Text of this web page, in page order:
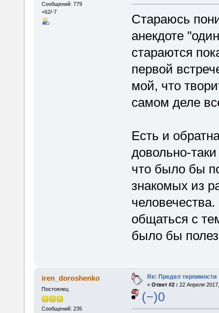
Сообщений: 779
+62/-7
Стараюсь
анекдоте
стараются
первой
мой, что
самом деле
Есть и
довольно-
что было бы
знакомых из
общаться с
было бы
iren_doroshenko
Постоялец
Сообщений: 235
Re: Предел терпимости
« Ответ #2 : 22 Апреля
(−)0